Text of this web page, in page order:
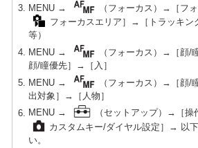
MENU →
（フォーカス）→［フ
フォーカスエリア］→［トラッキン
等）
MENU →
（フォーカス）→［顔/
顔/瞳優先］→［入］
MENU →
（フォーカス）→［顔/
出対象］→［人物］
MENU →
（セットアップ）→［
カスタムキー/ダイヤル設定］→ 以
い。